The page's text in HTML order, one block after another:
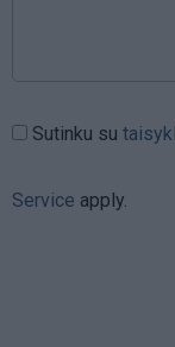
Sutinku su
Service apply.